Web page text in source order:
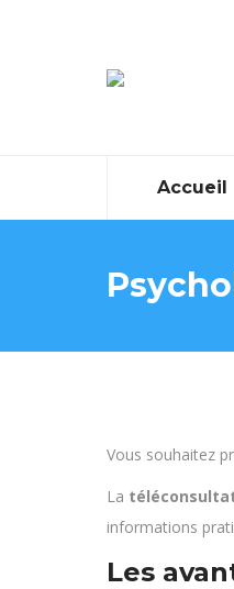
Accueil
Vous souhaitez
La
informations
Les